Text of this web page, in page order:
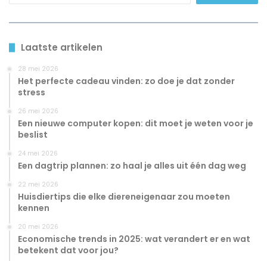
Laatste artikelen
28 mei 2026
Het perfecte cadeau vinden: zo doe je dat zonder
stress
26 mei 2026
Een nieuwe computer kopen: dit moet je weten voor je
beslist
24 mei 2026
Een dagtrip plannen: zo haal je alles uit één dag weg
22 mei 2026
Huisdiertips die elke diereneigenaar zou moeten
kennen
20 mei 2026
Economische trends in 2025: wat verandert er en wat
betekent dat voor jou?